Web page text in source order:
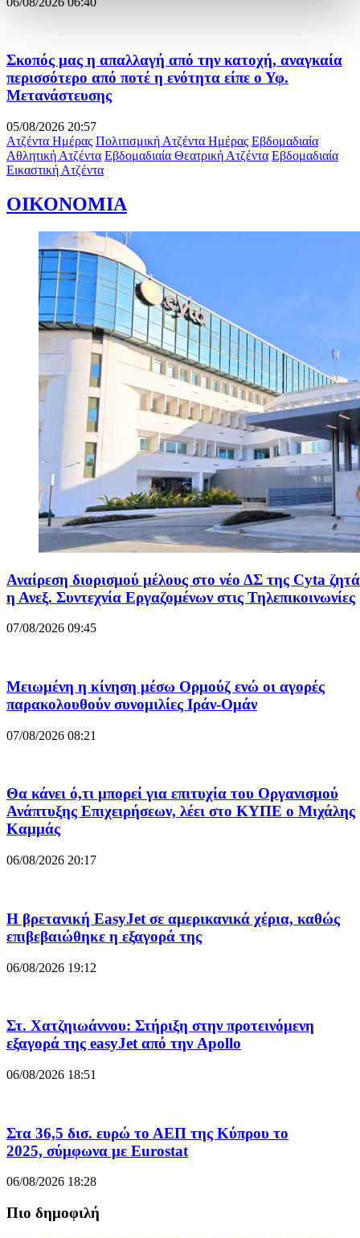
Σκοπός μας η απαλλαγή από την κατοχή, αναγκαία
περισσότερο από ποτέ η ενότητα είπε ο Υφ.
Μετανάστευσης
05/08/2026 20:57
Ατζέντα Ημέρας Πολιτισμική Ατζέντα Ημέρας Εβδομαδιαία
Αθλητική Ατζέντα Εβδομαδιαία Θεατρική Ατζέντα Εβδομαδιαία
Εικαστική Ατζέντα
ΟΙΚΟΝΟΜΙΑ
Αναίρεση διορισμού μέλους στο νέο ΔΣ της Cyta ζητά
η Ανεξ. Συντεχνία Εργαζομένων στις Τηλεπικοινωνίες
07/08/2026 09:45
Μειωμένη η κίνηση μέσω Ορμούζ ενώ οι αγορές
παρακολουθούν συνομιλίες Ιράν-Ομάν
07/08/2026 08:21
Θα κάνει ό,τι μπορεί για επιτυχία του Οργανισμού
Ανάπτυξης Επιχειρήσεων, λέει στο ΚΥΠΕ ο Μιχάλης
Καμμάς
06/08/2026 20:17
Η βρετανική EasyJet σε αμερικανικά χέρια, καθώς
επιβεβαιώθηκε η εξαγορά της
06/08/2026 19:12
Στ. Χατζηιωάννου: Στήριξη στην προτεινόμενη
εξαγορά της easyJet από την Apollo
06/08/2026 18:51
Στα 36,5 δισ. ευρώ το ΑΕΠ της Κύπρου το
2025, σύμφωνα με Eurostat
06/08/2026 18:28
Πιο δημοφιλή